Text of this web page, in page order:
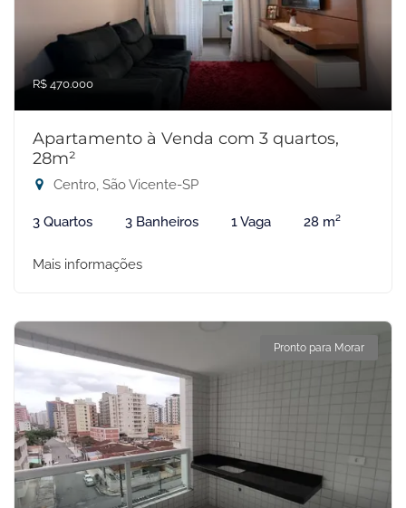
R$ 470.000
Apartamento à Venda com 3 quartos,
28m²
Centro, São Vicente-SP
3 Quartos 3 Banheiros 1 Vaga 28 m²
Mais informações
Pronto para Morar